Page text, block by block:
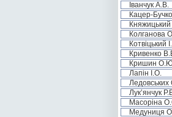
Іванчук А.В.
Кацер-
Колганова
Котвіцький
Кривенко
Кришин
Лапін І.О.
Ледовських
Лук’янчук
Масоріна
Медуниця